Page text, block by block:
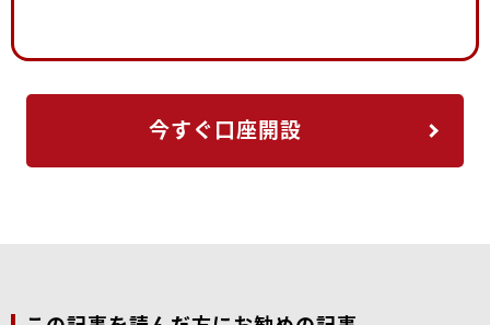
今すぐ口座開設